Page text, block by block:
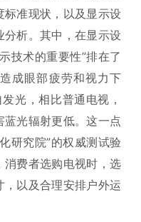
准现状，以及显示设
析。其中，在显示设
技术的重要性”排在了
成眼部疲劳和视力下
光，相比普通电视，
光辐射更低。这一点
研究院”的权威测试验
费者选购电视时，选
以及合理安排户外运